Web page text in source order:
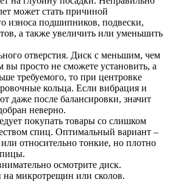
может стать причиной
износа подшипников, подвески,
а также увеличить или уменьшить
отверстия. Диск с меньшим, чем
просто не сможете установить, а
требуемого, то при центровке
кольца. Если вибрация и
даже после балансировки, значит
неверно.
покупать товары со слишком
спиц. Оптимальный вариант –
относительно тонкие, но плотно
осмотрите диск.
на микротрещин или сколов.